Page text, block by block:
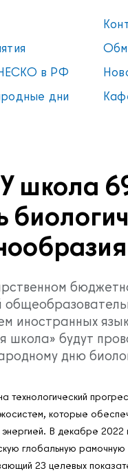
в РФ
дни
школа
иностранных
школа» будут
дню
технологический
которые
энергией. В декабре
глобальную
23 целевых